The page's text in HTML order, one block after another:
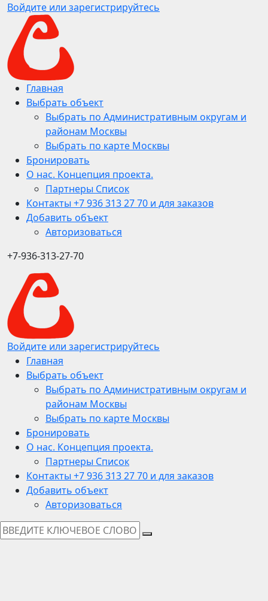
Войдите или зарегистрируйтесь
Главная
Выбрать объект
Выбрать по Административным округам и
районам Москвы
Выбрать по карте Москвы
Бронировать
О нас. Концепция проекта.
Партнеры Список
Контакты +7 936 313 27 70 и для заказов
Добавить объект
Авторизоваться
+7-936-313-27-70
Войдите или зарегистрируйтесь
Главная
Выбрать объект
Выбрать по Административным округам и
районам Москвы
Выбрать по карте Москвы
Бронировать
О нас. Концепция проекта.
Партнеры Список
Контакты +7 936 313 27 70 и для заказов
Добавить объект
Авторизоваться